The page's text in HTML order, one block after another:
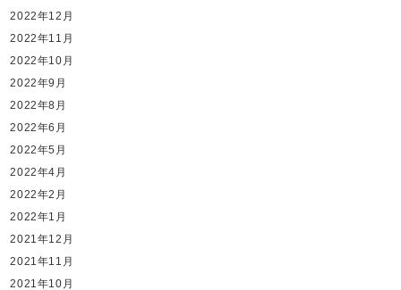
2022年12月
2022年11月
2022年10月
2022年9月
2022年8月
2022年6月
2022年5月
2022年4月
2022年2月
2022年1月
2021年12月
2021年11月
2021年10月